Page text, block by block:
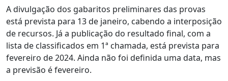
A divulgação dos gabaritos preliminares das provas
está prevista para 13 de janeiro, cabendo a interposição
de recursos. Já a publicação do resultado final, com a
lista de classificados em 1ª chamada, está prevista para
fevereiro de 2024. Ainda não foi definida uma data, mas
a previsão é fevereiro.